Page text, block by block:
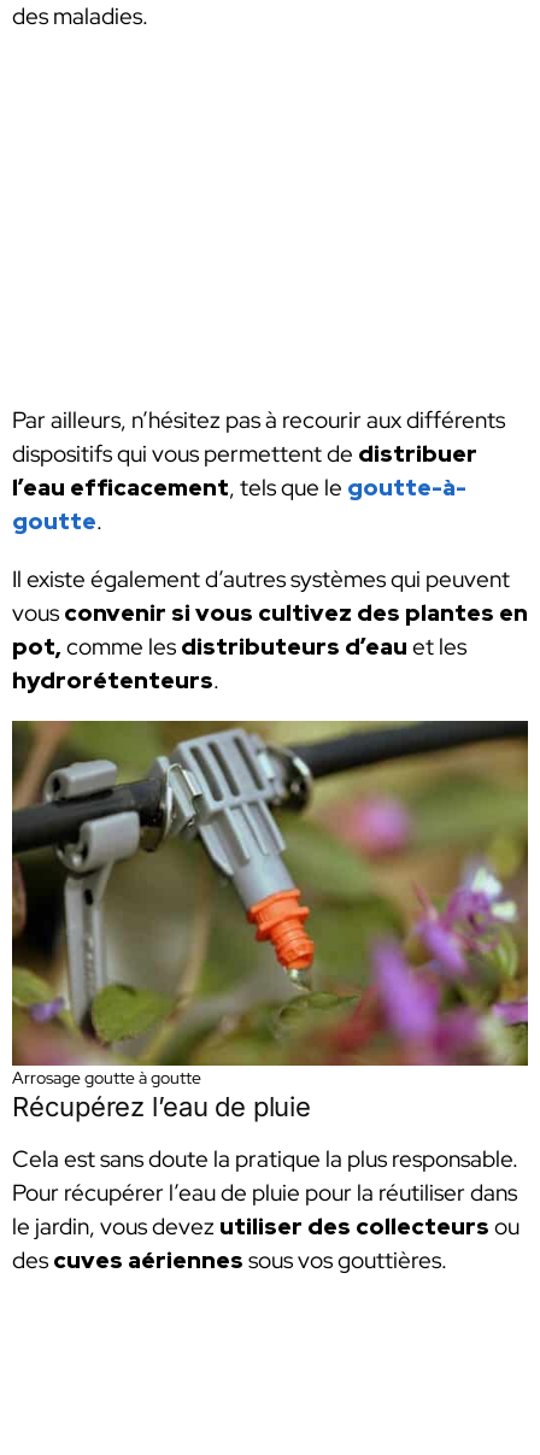
des maladies.
Par ailleurs, n’hésitez pas à recourir aux différents
dispositifs qui vous permettent de distribuer
l’eau efficacement, tels que le goutte-à-
goutte.
Il existe également d’autres systèmes qui peuvent
vous convenir si vous cultivez des plantes en
pot,comme les distributeurs d’eau et les
hydrorétenteurs.
Arrosage goutte à goutte
Récupérez l’eau de pluie
Cela est sans doute la pratique la plus responsable.
Pour récupérer l’eau de pluie pour la réutiliser dans
le jardin, vous devez utiliser des collecteurs ou
des cuves aériennes sous vos gouttières.